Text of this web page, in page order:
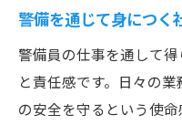
警備を通じて身につく
警備員の仕事を通して
と責任感です。日々の
の安全を守るという使